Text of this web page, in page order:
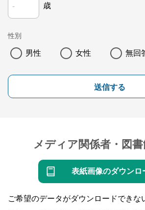
歳
性別
男性 女性 無回
送信する
メディア関係者・図
表紙画像のダウンロ
ご希望のデータがダウンロードできな